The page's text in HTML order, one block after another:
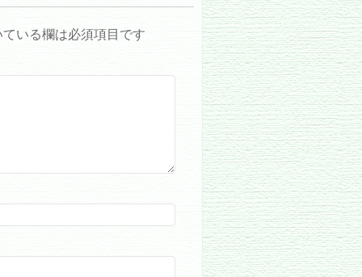
いる欄は必須項目です